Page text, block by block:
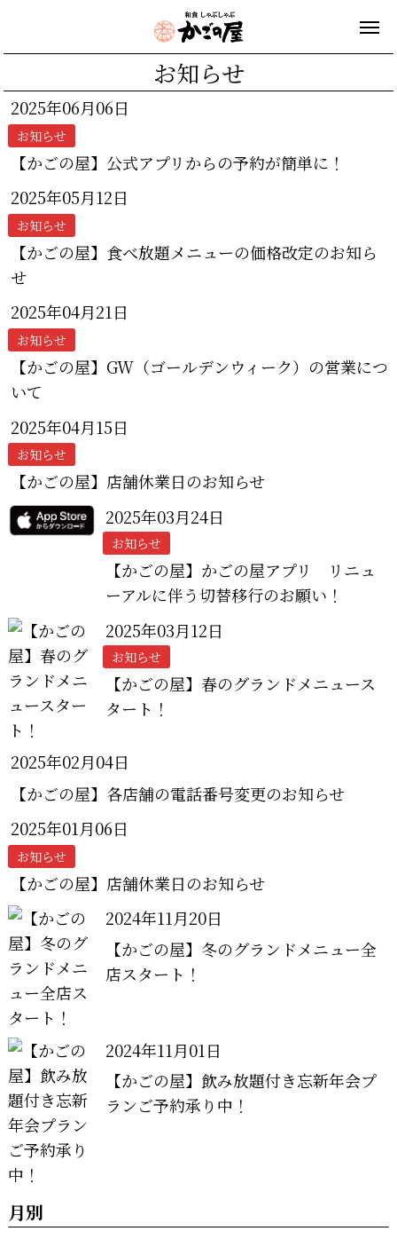
お知らせ
2025年06月06日
お知らせ
【かごの屋】公式アプリからの予約が簡単に！
2025年05月12日
お知らせ
【かごの屋】食べ放題メニューの価格改定のお知ら
せ
2025年04月21日
お知らせ
【かごの屋】GW（ゴールデンウィーク）の営業につ
いて
2025年04月15日
お知らせ
【かごの屋】店舗休業日のお知らせ
2025年03月24日
お知らせ
【かごの屋】かごの屋アプリ リニュ
ーアルに伴う切替移行のお願い！
2025年03月12日
お知らせ
【かごの屋】春のグランドメニュース
タート！
2025年02月04日
【かごの屋】各店舗の電話番号変更のお知らせ
2025年01月06日
お知らせ
【かごの屋】店舗休業日のお知らせ
2024年11月20日
【かごの屋】冬のグランドメニュー全
店スタート！
2024年11月01日
【かごの屋】飲み放題付き忘新年会プ
ランご予約承り中！
月別